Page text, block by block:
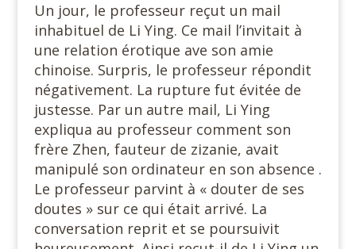
Un jour, le professeur reçut un mail
inhabituel de Li Ying. Ce mail l’invitait à
une relation érotique ave son amie
chinoise. Surpris, le professeur répondit
négativement. La rupture fut évitée de
justesse. Par un autre mail, Li Ying
expliqua au professeur comment son
frère Zhen, fauteur de zizanie, avait
manipulé son ordinateur en son absence .
Le professeur parvint à « douter de ses
doutes » sur ce qui était arrivé. La
conversation reprit et se poursuivit